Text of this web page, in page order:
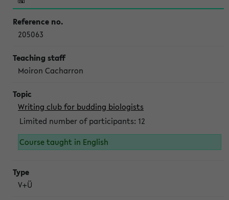
205063
Moiron Cacharron
Writing club for budding biologists
Limited number of participants: 12
Course taught in English
V+Ü